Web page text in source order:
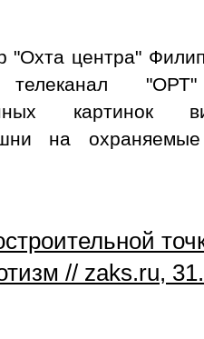
"Охта центра"
телеканал
картинок
на
// zaks.ru,